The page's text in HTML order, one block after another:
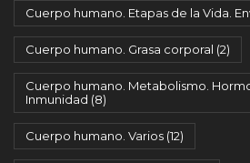
Cuerpo humano. Etapas de la Vida.
Cuerpo humano. Grasa corporal (2)
Cuerpo humano. Metabolismo.
Inmunidad (8)
Cuerpo humano. Varios (12)